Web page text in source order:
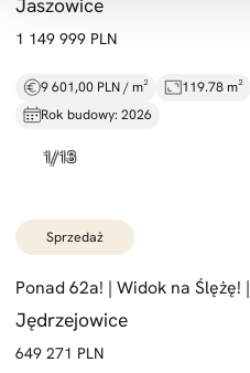
1 149 999 PLN
9 601,00 PLN / m² 119.78 m²
Rok budowy: 2026
sprzedaż
Ponad 62a! | Widok na Ślężę! |
Jędrzejowice
649 271 PLN